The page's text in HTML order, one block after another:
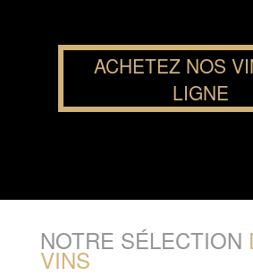
ACHETEZ NOS
LIGNE
NOTRE SÉLECTION
VINS